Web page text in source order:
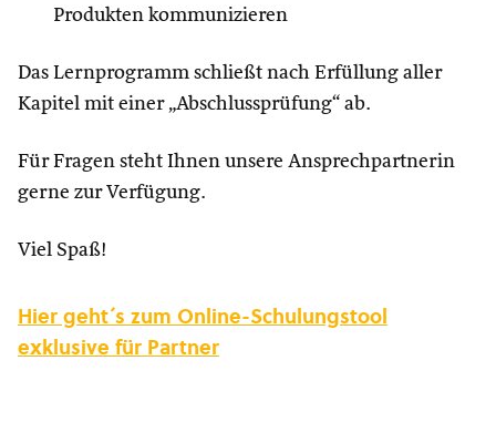
Produkten kommunizieren
Das Lernprogramm schließt nach Erfüllung aller
Kapitel mit einer „Abschlussprüfung“ ab.
Für Fragen steht Ihnen unsere Ansprechpartnerin
gerne zur Verfügung.
Viel Spaß!
Hier geht´s zum Online-Schulungstool
exklusive für Partner